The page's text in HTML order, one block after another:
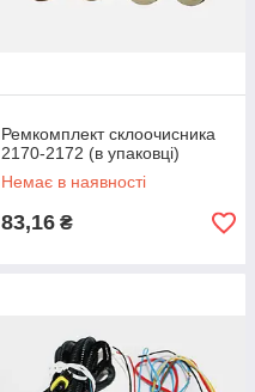
Ремкомплект склоочисника
2170-2172 (в упаковці)
Немає в наявності
83,16 ₴